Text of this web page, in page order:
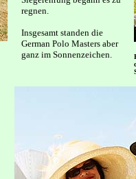
regnen.
Insgesamt standen die
German Polo Masters aber
ganz im Sonnenzeichen.